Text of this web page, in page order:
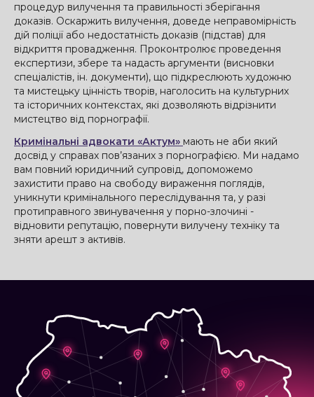
процедур вилучення та правильності зберігання
доказів. Оскаржить вилучення, доведе неправомірність
дій поліції або недостатність доказів (підстав) для
відкриття провадження. Проконтролює проведення
експертизи, збере та надасть аргументи (висновки
спеціалістів, ін. документи), що підкреслюють художню
та мистецьку цінність творів, наголосить на культурних
та історичних контекстах, які дозволяють відрізнити
мистецтво від порнографії.
Кримінальні адвокати «Актум» мають не аби який
досвід у справах пов’язаних з порнографією. Ми надамо
вам повний юридичний супровід, допоможемо
захистити право на свободу вираження поглядів,
уникнути кримінального переслідування та, у разі
протиправного звинувачення у порно-злочині -
відновити репутацію, повернути вилучену техніку та
зняти арешт з активів.